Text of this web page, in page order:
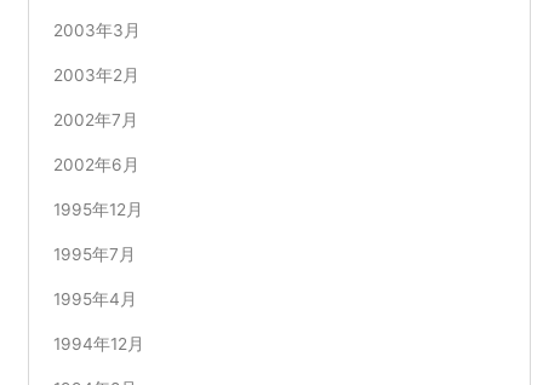
2003年3月
2003年2月
2002年7月
2002年6月
1995年12月
1995年7月
1995年4月
1994年12月